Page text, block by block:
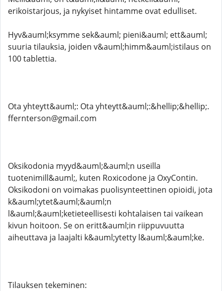
erikoistarjous, ja nykyiset hintamme ovat edulliset.
Hyv&auml;ksymme sek&auml; pieni&auml; ett&auml;
suuria tilauksia, joiden v&auml;himm&auml;istilaus on
100 tablettia.
Ota yhteytt&auml;: Ota yhteytt&auml;:&hellip;&hellip;.
ffernterson@gmail.com
Oksikodonia myyd&auml;&auml;n useilla
tuotenimill&auml;, kuten Roxicodone ja OxyContin.
Oksikodoni on voimakas puolisynteettinen opioidi, jota
k&auml;ytet&auml;&auml;n
l&auml;&auml;ketieteellisesti kohtalaisen tai vaikean
kivun hoitoon. Se on eritt&auml;in riippuvuutta
aiheuttava ja laajalti k&auml;ytetty l&auml;&auml;ke.
Tilauksen tekeminen: